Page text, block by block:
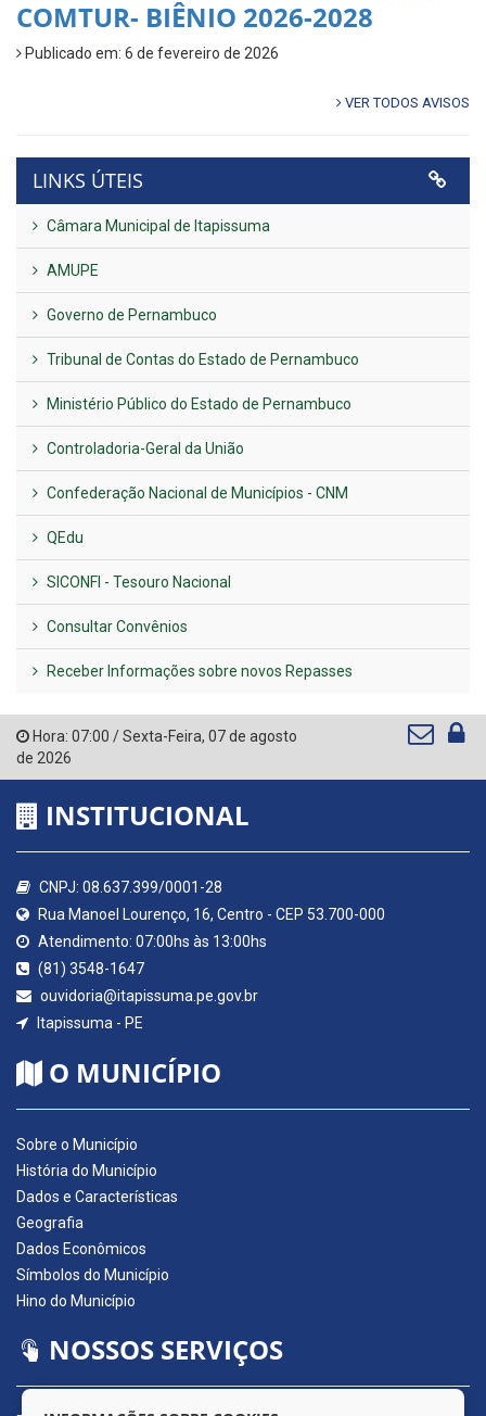
COMTUR- BIÊNIO 2026-2028
Publicado em: 6 de fevereiro de 2026
VER TODOS AVISOS
LINKS ÚTEIS
Câmara Municipal de Itapissuma
AMUPE
Governo de Pernambuco
Tribunal de Contas do Estado de Pernambuco
Ministério Público do Estado de Pernambuco
Controladoria-Geral da União
Confederação Nacional de Municípios - CNM
QEdu
SICONFI - Tesouro Nacional
Consultar Convênios
Receber Informações sobre novos Repasses
Hora: 07:00 /Sexta-Feira, 07 de agosto
de 2026
INSTITUCIONAL
CNPJ: 08.637.399/0001-28
Rua Manoel Lourenço, 16, Centro - CEP 53.700-000
Atendimento: 07:00hs às 13:00hs
(81) 3548-1647
ouvidoria@itapissuma.pe.gov.br
Itapissuma - PE
O MUNICÍPIO
Sobre o Município
História do Município
Dados e Características
Geografia
Dados Econômicos
Símbolos do Município
Hino do Município
NOSSOS SERVIÇOS